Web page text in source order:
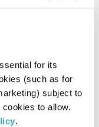
for its
(such as for
subject to
to allow.
.
כל יום מחדש – 15.9.20
כל יום מחדש
אמיר פרי